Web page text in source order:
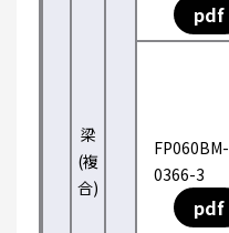
梁
(複
合)
pdf
FP060BM-
0366-3
pdf